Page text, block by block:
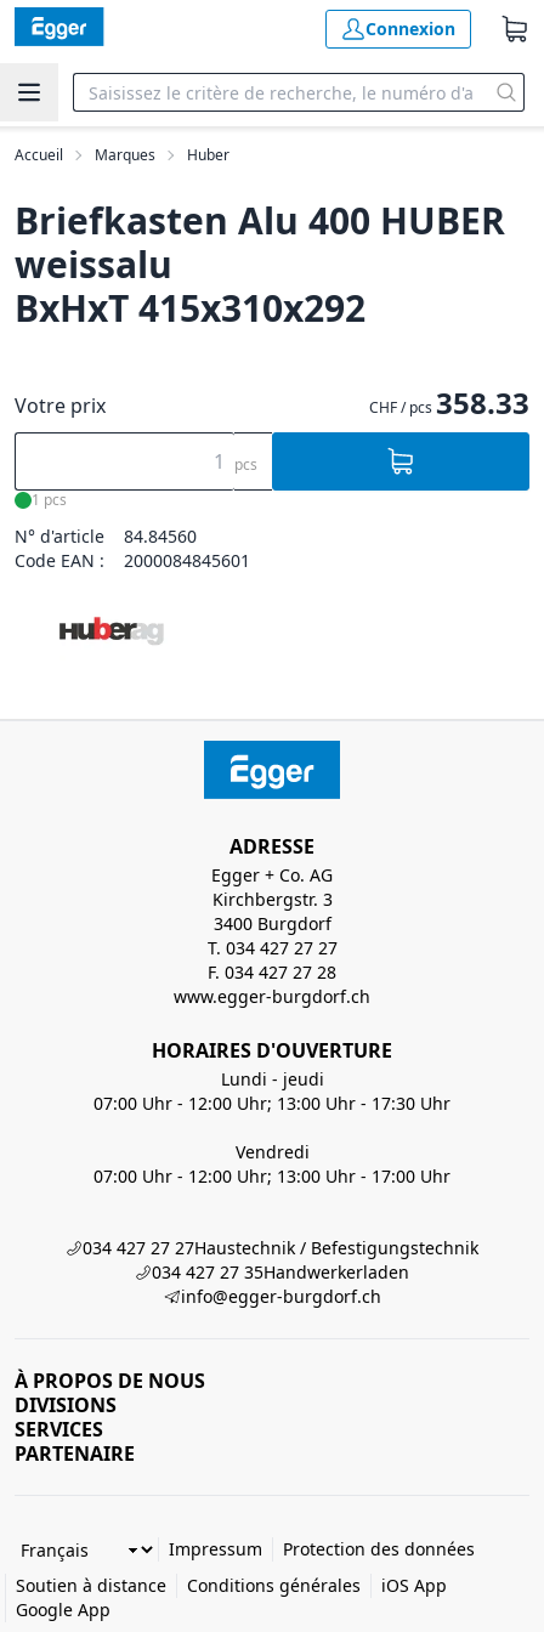
Connexion
Accueil Marques Huber
Briefkasten Alu 400 HUBER
weissalu
BxHxT 415x310x292
Votre prix CHF / pcs 358.33
pcs
1 pcs
N° d'article
84.84560
Code EAN :
2000084845601
ADRESSE
Egger + Co. AG
Kirchbergstr. 3
3400 Burgdorf
T. 034 427 27 27
F. 034 427 27 28
www.egger-burgdorf.ch
HORAIRES D'OUVERTURE
Lundi - jeudi
07:00 Uhr - 12:00 Uhr; 13:00 Uhr - 17:30 Uhr
Vendredi
07:00 Uhr - 12:00 Uhr; 13:00 Uhr - 17:00 Uhr
034 427 27 27Haustechnik / Befestigungstechnik
034 427 27 35Handwerkerladen
info@egger-burgdorf.ch
À PROPOS DE NOUS
DIVISIONS
SERVICES
PARTENAIRE
Impressum
Protection des données
Soutien à distance
Conditions générales
iOS App
Google App